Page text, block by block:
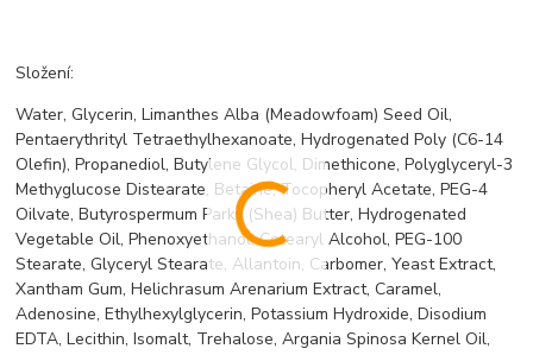
Složení:
Water, Glycerin, Limanthes Alba (Meadowfoam) Seed Oil,
Pentaerythrityl Tetraethylhexanoate, Hydrogenated Poly (C6-14
Olefin), Propanediol, Butylene Glycol, Dimethicone, Polyglyceryl-3
Methyglucose Distearate, Betaine, Tocopheryl Acetate, PEG-4
Oilvate, Butyrospermum Parkii (Shea) Butter, Hydrogenated
Vegetable Oil, Phenoxyethanol, Cetearyl Alcohol, PEG-100
Stearate, Glyceryl Stearate, Allantoin, Carbomer, Yeast Extract,
Xantham Gum, Helichrasum Arenarium Extract, Caramel,
Adenosine, Ethylhexylglycerin, Potassium Hydroxide, Disodium
EDTA, Lecithin, Isomalt, Trehalose, Argania Spinosa Kernel Oil,